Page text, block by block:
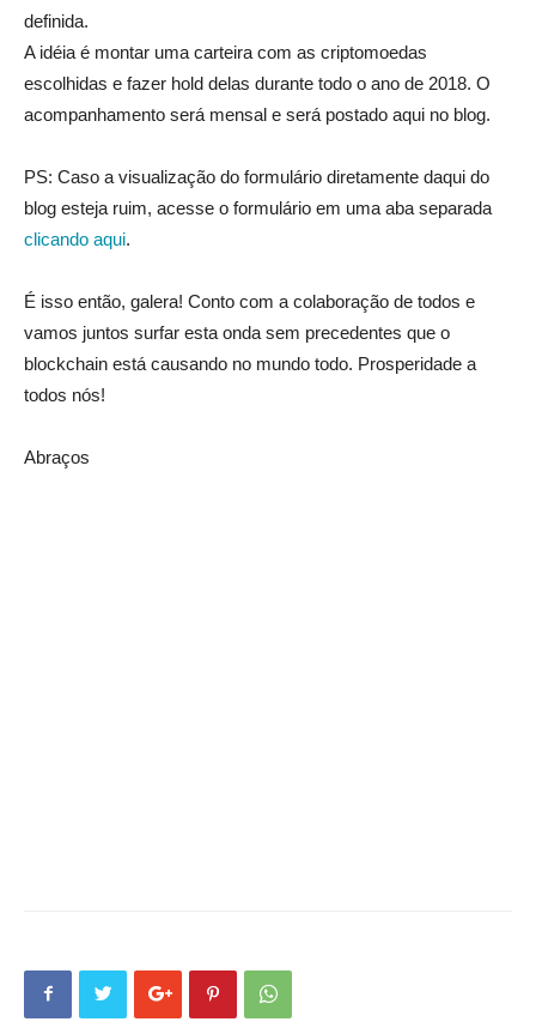
definida.
A idéia é montar uma carteira com as criptomoedas
escolhidas e fazer hold delas durante todo o ano de 2018. O
acompanhamento será mensal e será postado aqui no blog.
PS: Caso a visualização do formulário diretamente daqui do
blog esteja ruim, acesse o formulário em uma aba separada
clicando aqui.
É isso então, galera! Conto com a colaboração de todos e
vamos juntos surfar esta onda sem precedentes que o
blockchain está causando no mundo todo. Prosperidade a
todos nós!
Abraços